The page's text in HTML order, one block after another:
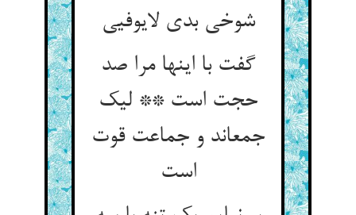
شوخی بدی لایوفیی‏
گفت با اینها مرا صد
حجت است ** لیک
جمع‏اند و جماعت قوت
است‏